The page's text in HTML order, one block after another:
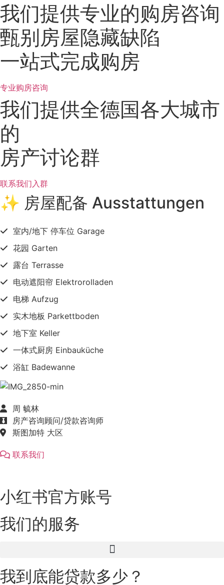
我们提供专业的购房咨询
甄别房屋隐藏缺陷
一站式完成购房
专业购房咨询
我们提供全德国各大城市
的
房产讨论群
联系我们入群
✨ 房屋配备 Ausstattungen
室内/地下 停车位 Garage
花园 Garten
露台 Terrasse
电动遮阳帘 Elektrorolladen
电梯 Aufzug
实木地板 Parkettboden
地下室 Keller
一体式厨房 Einbauküche
浴缸 Badewanne
周 毓林
房产咨询顾问/贷款咨询师
斯图加特 大区
联系我们
小红书官方账号
我们的服务
我到底能贷款多少？